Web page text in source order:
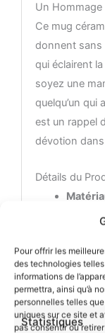
Pour offrir les
des technologies
informations de
permettra, ainsi qu’à
personnelles telles
uniques sur ce site et
pas consentir ou
Statistiques
Un
Ce mug
donnent sans
qui éclairent
soyez une
quelqu’un qui
est un rappel
dévotion
Détails du